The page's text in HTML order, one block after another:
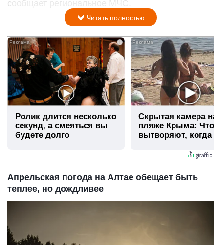
сообщает региональное МЧС.
Читать полностью
Ролик длится несколько
секунд, а смеяться вы
будете долго
Скрытая камера на
пляже Крыма: Что
вытворяют, когда
Апрельская погода на Алтае обещает быть
теплее, но дождливее